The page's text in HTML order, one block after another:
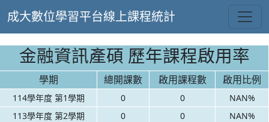
成大數位學習平台線上課程統計
金融資訊產碩 歷年課程啟用率
學期 總開課數 啟用課程數 啟用比例
114學年度 第1學期 0 0
NAN%
113學年度 第2學期
0 0
NAN%